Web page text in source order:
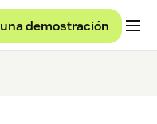
demostración